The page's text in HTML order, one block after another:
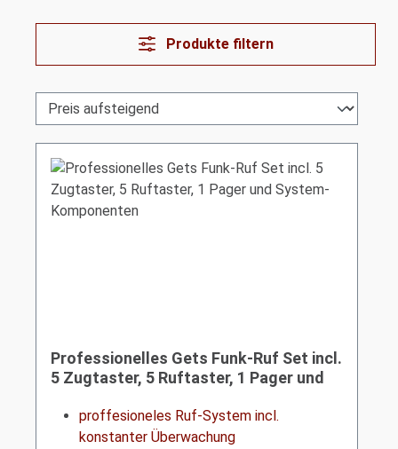
Produkte filtern
Professionelles Gets Funk-Ruf Set incl.
5 Zugtaster, 5 Ruftaster, 1 Pager und
proffesioneles Ruf-System incl.
konstanter Überwachung